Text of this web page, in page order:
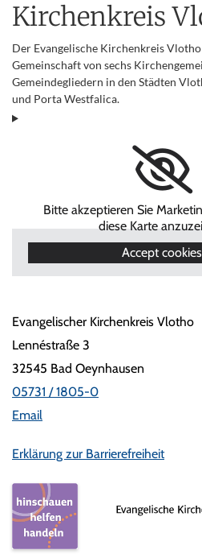
Kirchenkreis
Der Evangelische Kirchenkreis
Gemeinschaft von sechs
Gemeindegliedern in den Städten
und Porta Westfalica.
Bitte akzeptieren Sie
diese Karte
Accept cookies
Evangelischer Kirchenkreis Vlotho
Lennéstraße 3
32545 Bad Oeynhausen
05731 / 1805-0
Email
Erklärung zur Barrierefreiheit